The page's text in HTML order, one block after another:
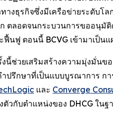
างธุรกิจซึ่งมีเครือข่ายระดับโ
ตลอดจนกระบวนการขออนุ
นฟู ตอนนี้ BCVG เข้ามาเป็น
นี้ช่วยเสริมสร้างความมุ่งมั่น
ำปรึกษาที่เป็นแบบบูรณาการ ก
และ Converge
ตัวกับตำแหน่งของ DHCG ใน